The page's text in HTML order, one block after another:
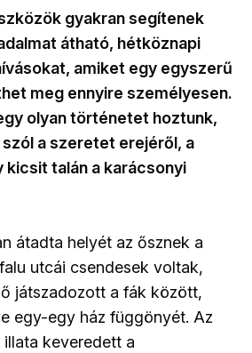
gyakran segítenek
átható, hétköznapi
amiket egy egyszerű
meg ennyire személyesen.
olyan történetet hoztunk,
a szeretet erejéről, a
kicsit talán a karácsonyi
átadta helyét az ősznek a
utcái csendesek voltak,
játszadozott a fák között,
egy-egy ház függönyét. Az
keveredett a